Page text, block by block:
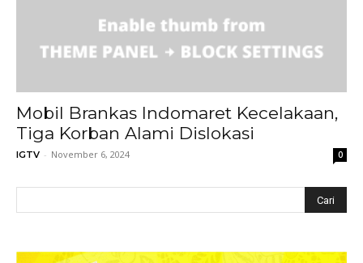
Mobil Brankas Indomaret Kecelakaan,
Tiga Korban Alami Dislokasi
IGTV - November 6, 2024 0